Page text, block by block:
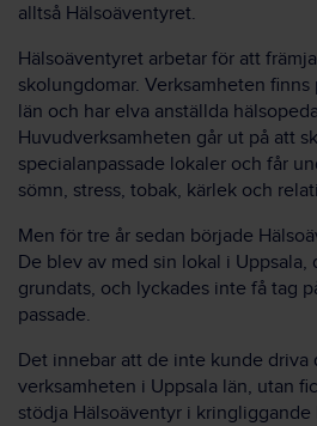
alltså Hälsoäventyret.
Hälsoäventyret arbetar för att
skolungdomar. Verksamheten
län och har elva anställda
Huvudverksamheten går ut på att
specialanpassade lokaler och får
sömn, stress, tobak, kärlek och
Men för tre år sedan började
De blev av med sin lokal i Uppsala,
grundats, och lyckades inte få tag
passade.
Det innebar att de inte kunde driva
verksamheten i Uppsala län, utan
stödja Hälsoäventyr i